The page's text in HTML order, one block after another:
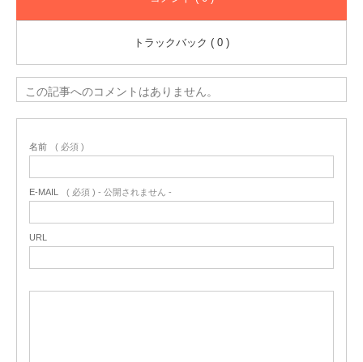
トラックバック ( 0 )
この記事へのコメントはありません。
名前 ( 必須 )
E-MAIL ( 必須 ) - 公開されません -
URL